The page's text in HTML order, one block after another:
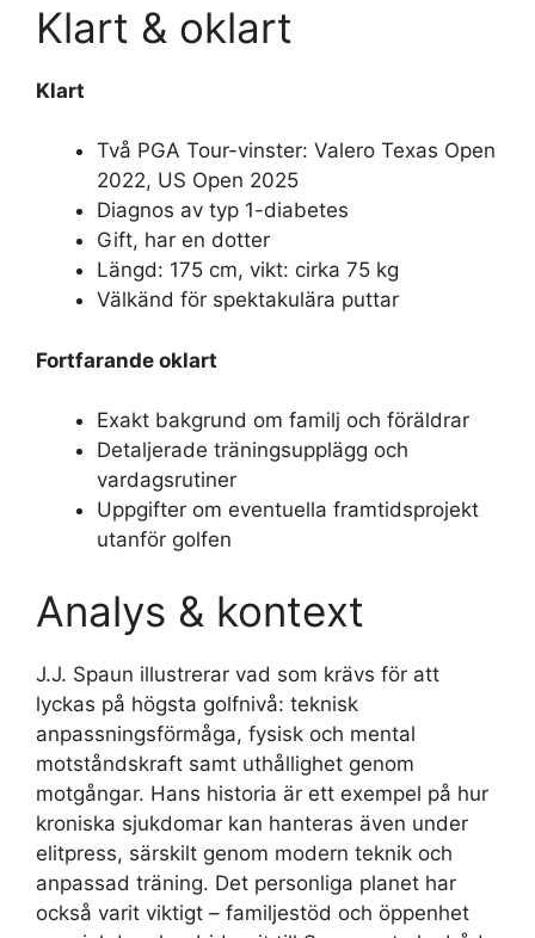
Klart & oklart
Klart
Två PGA Tour-vinster: Valero Texas Open
2022, US Open 2025
Diagnos av typ 1-diabetes
Gift, har en dotter
Längd: 175 cm, vikt: cirka 75 kg
Välkänd för spektakulära puttar
Fortfarande oklart
Exakt bakgrund om familj och föräldrar
Detaljerade träningsupplägg och
vardagsrutiner
Uppgifter om eventuella framtidsprojekt
utanför golfen
Analys & kontext
J.J. Spaun illustrerar vad som krävs för att
lyckas på högsta golfnivå: teknisk
anpassningsförmåga, fysisk och mental
motståndskraft samt uthållighet genom
motgångar. Hans historia är ett exempel på hur
kroniska sjukdomar kan hanteras även under
elitpress, särskilt genom modern teknik och
anpassad träning. Det personliga planet har
också varit viktigt – familjestöd och öppenhet